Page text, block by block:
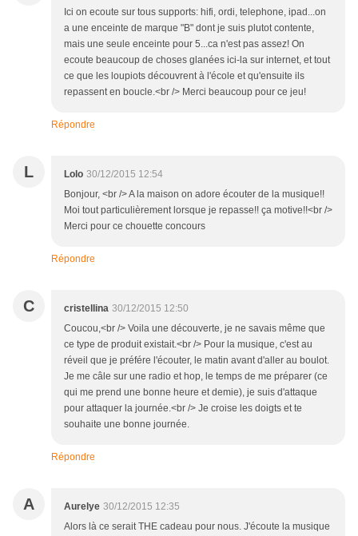
Ici on ecoute sur tous supports: hifi, ordi, telephone, ipad...on
a une enceinte de marque "B" dont je suis plutot contente,
mais une seule enceinte pour 5...ca n'est pas assez! On
ecoute beaucoup de choses glanées ici-la sur internet, et tout
ce que les loupiots découvrent à l'école et qu'ensuite ils
repassent en boucle.<br /> Merci beaucoup pour ce jeu!
Répondre
L Lolo 30/12/2015 12:54
Bonjour, <br /> A la maison on adore écouter de la musique!!
Moi tout particulièrement lorsque je repasse!! ça motive!!<br />
Merci pour ce chouette concours
Répondre
C cristellina 30/12/2015 12:50
Coucou,<br /> Voila une découverte, je ne savais même que
ce type de produit existait.<br /> Pour la musique, c'est au
réveil que je préfére l'écouter, le matin avant d'aller au boulot.
Je me câle sur une radio et hop, le temps de me préparer (ce
qui me prend une bonne heure et demie), je suis d'attaque
pour attaquer la journée.<br /> Je croise les doigts et te
souhaite une bonne journée.
Répondre
A Aurelye 30/12/2015 12:35
Alors là ce serait THE cadeau pour nous. J'écoute la musique